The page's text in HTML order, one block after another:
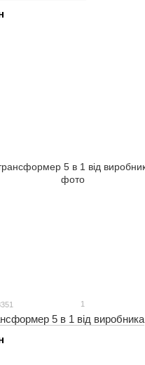
1
5 в 1 від виробника